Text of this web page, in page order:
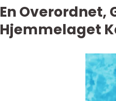
En Overordnet,
Hjemmelaget